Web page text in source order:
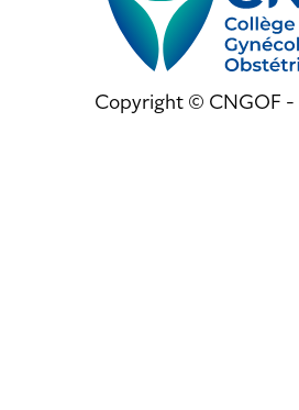
Copyright © CNGOF -